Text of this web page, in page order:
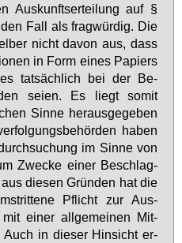
Aus­kunfts­er­tei­lung auf §
Fall als frag­wür­dig. Die
nicht da­von aus, dass
in Form ei­nes Pa­piers
tat­säch­lich bei der Be­
sei­en. Es liegt so­mit
Sin­ne her­aus­ge­ge­ben
ha­ben
im Sin­ne von
Zwe­cke ei­ner Be­schlag­
die­sen Grün­den hat die
Pflicht zur Aus­
mit ei­ner all­ge­mei­nen Mit­
Auch in die­ser Hin­sicht er­